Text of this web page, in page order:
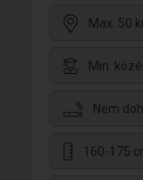
Max. 50
Min.
Nem
160-175